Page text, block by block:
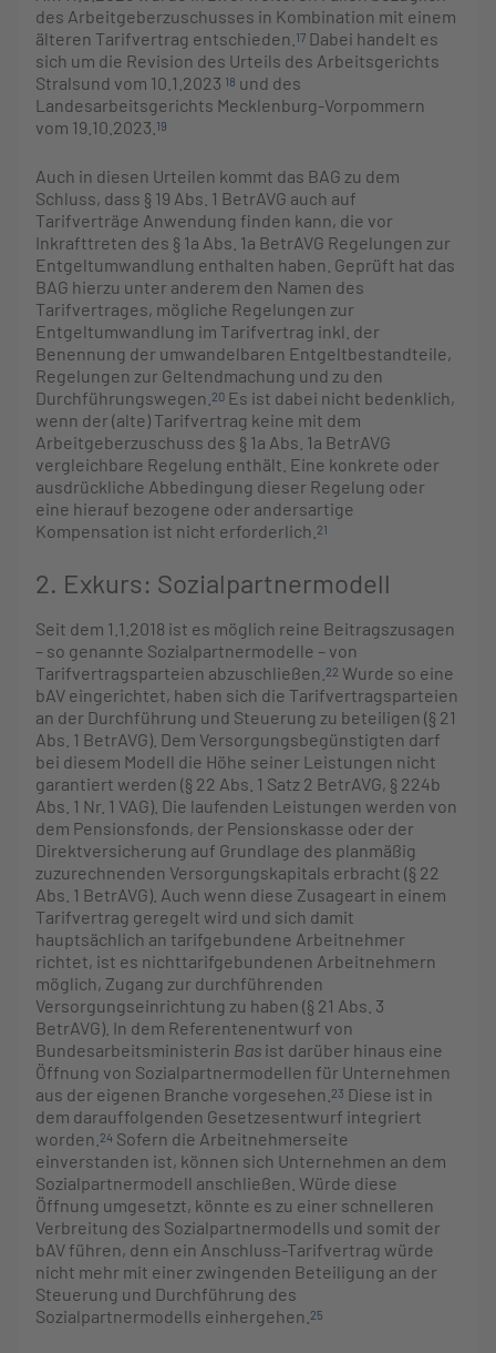
des Arbeitgeberzuschusses in Kombination mit einem
älteren Tarifvertrag entschieden. 17 Dabei handelt es
sich um die Revision des Urteils des Arbeitsgerichts
Stralsund vom 10.1.2023 18 und des
Landesarbeitsgerichts Mecklenburg-Vorpommern
vom 19.10.2023. 19
Auch in diesen Urteilen kommt das BAG zu dem
Schluss, dass § 19 Abs. 1 BetrAVG auch auf
Tarifverträge Anwendung finden kann, die vor
Inkrafttreten des § 1a Abs. 1a BetrAVG Regelungen zur
Entgeltumwandlung enthalten haben. Geprüft hat das
BAG hierzu unter anderem den Namen des
Tarifvertrages, mögliche Regelungen zur
Entgeltumwandlung im Tarifvertrag inkl. der
Benennung der umwandelbaren Entgeltbestandteile,
Regelungen zur Geltendmachung und zu den
Durchführungswegen. 20 Es ist dabei nicht bedenklich,
wenn der (alte) Tarifvertrag keine mit dem
Arbeitgeberzuschuss des § 1a Abs. 1a BetrAVG
vergleichbare Regelung enthält. Eine konkrete oder
ausdrückliche Abbedingung dieser Regelung oder
eine hierauf bezogene oder andersartige
Kompensation ist nicht erforderlich. 21
2. Exkurs: Sozialpartnermodell
Seit dem 1.1.2018 ist es möglich reine Beitragszusagen
– so genannte Sozialpartnermodelle – von
Tarifvertragsparteien abzuschließen. 22 Wurde so eine
bAV eingerichtet, haben sich die Tarifvertragsparteien
an der Durchführung und Steuerung zu beteiligen (§ 21
Abs. 1 BetrAVG). Dem Versorgungsbegünstigten darf
bei diesem Modell die Höhe seiner Leistungen nicht
garantiert werden (§ 22 Abs. 1 Satz 2 BetrAVG, § 224b
Abs. 1 Nr. 1 VAG). Die laufenden Leistungen werden von
dem Pensionsfonds, der Pensionskasse oder der
Direktversicherung auf Grundlage des planmäßig
zuzurechnenden Versorgungskapitals erbracht (§ 22
Abs. 1 BetrAVG). Auch wenn diese Zusageart in einem
Tarifvertrag geregelt wird und sich damit
hauptsächlich an tarifgebundene Arbeitnehmer
richtet, ist es nichttarifgebundenen Arbeitnehmern
möglich, Zugang zur durchführenden
Versorgungseinrichtung zu haben (§ 21 Abs. 3
BetrAVG). In dem Referentenentwurf von
Bundesarbeitsministerin Bas ist darüber hinaus eine
Öffnung von Sozialpartnermodellen für Unternehmen
aus der eigenen Branche vorgesehen. 23 Diese ist in
dem darauffolgenden Gesetzesentwurf integriert
worden. 24 Sofern die Arbeitnehmerseite
einverstanden ist, können sich Unternehmen an dem
Sozialpartnermodell anschließen. Würde diese
Öffnung umgesetzt, könnte es zu einer schnelleren
Verbreitung des Sozialpartnermodells und somit der
bAV führen, denn ein Anschluss-Tarifvertrag würde
nicht mehr mit einer zwingenden Beteiligung an der
Steuerung und Durchführung des
Sozialpartnermodells einhergehen. 25